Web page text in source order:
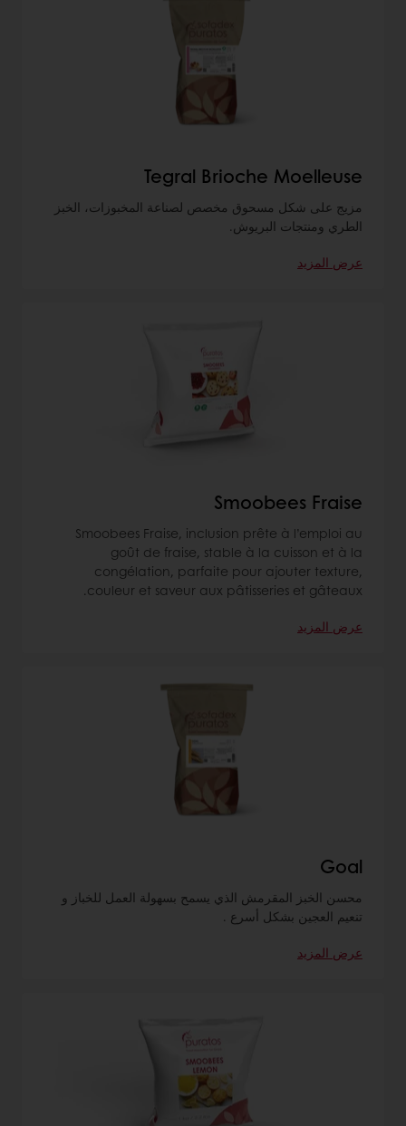
Tegral Brioche Moelleuse
مزيج على شكل مسحوق مخصص لصناعة المخبوزات، الخبز
الطري ومنتجات البريوش.
عرض المزيد
Smoobees Fraise
Smoobees Fraise, inclusion prête à l’emploi au
goût de fraise, stable à la cuisson et à la
congélation, parfaite pour ajouter texture,
couleur et saveur aux pâtisseries et gâteaux.
عرض المزيد
Goal
محسن الخبز المقرمش الذي يسمح بسهولة العمل للخباز و
تنعيم العجين بشكل أسرع .
عرض المزيد